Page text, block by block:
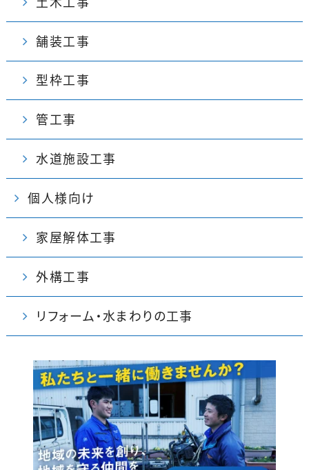
舗装工事
型枠工事
管工事
水道施設工事
個人様向け
家屋解体工事
外構工事
リフォーム・水まわりの工事